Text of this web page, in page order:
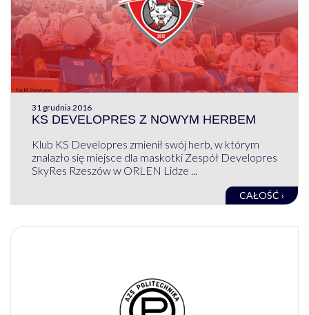
31 grudnia 2016
KS DEVELOPRES Z NOWYM HERBEM
Klub KS Developres zmienił swój herb, w którym
znalazło się miejsce dla maskotki Zespół Developres
SkyRes Rzeszów w ORLEN Lidze ...
CAŁOŚĆ ›